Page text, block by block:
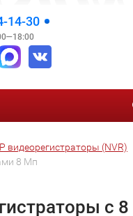
14-30
видеорегистраторы (NVR)
8 Мп
с 8